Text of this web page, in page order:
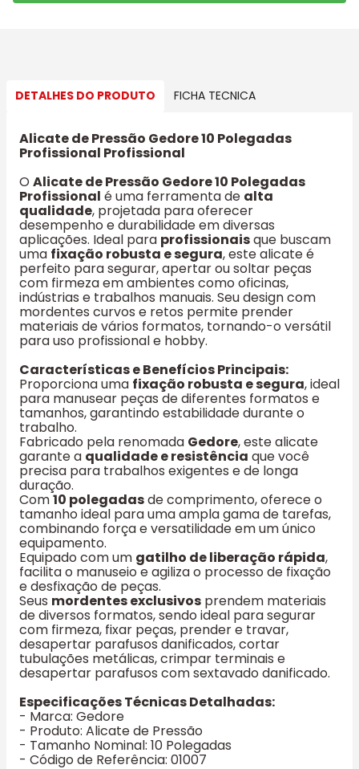
DETALHES DO PRODUTO FICHA TECNICA
Alicate de Pressão Gedore 10 Polegadas
Profissional Profissional
O Alicate de Pressão Gedore 10 Polegadas
Profissional é uma ferramenta de alta
qualidade, projetada para oferecer
desempenho e durabilidade em diversas
aplicações. Ideal para profissionaisque buscam
uma fixação robusta e segura, este alicate é
perfeito para segurar, apertar ou soltar peças
com firmeza em ambientes como oficinas,
indústrias e trabalhos manuais. Seu design com
mordentes curvos e retos permite prender
materiais de vários formatos, tornando-o versátil
para uso profissional e hobby.
Características e Benefícios Principais:
Proporciona uma fixação robusta e segura, ideal
para manusear peças de diferentes formatos e
tamanhos, garantindo estabilidade durante o
trabalho.
Fabricado pela renomada Gedore, este alicate
garante a qualidade e resistência que você
precisa para trabalhos exigentes e de longa
duração.
Com10 polegadasde comprimento, oferece o
tamanho ideal para uma ampla gama de tarefas,
combinando força e versatilidade em um único
equipamento.
Equipado com um gatilho de liberação rápida,
facilita o manuseio e agiliza o processo de fixação
e desfixação de peças.
Seus mordentes exclusivos prendem materiais
de diversos formatos, sendo ideal para segurar
com firmeza, fixar peças, prender e travar,
desapertar parafusos danificados, cortar
tubulações metálicas, crimpar terminais e
desapertar parafusos com sextavado danificado.
Especificações Técnicas Detalhadas:
- Marca: Gedore
- Produto: Alicate de Pressão
- Tamanho Nominal: 10 Polegadas
- Código de Referência: 01007